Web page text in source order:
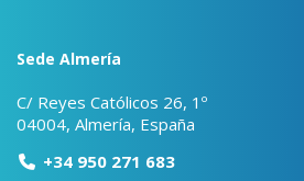
Sede Almería
C/ Reyes Católicos 26, 1º
04004, Almería, España
+34 950 271 683